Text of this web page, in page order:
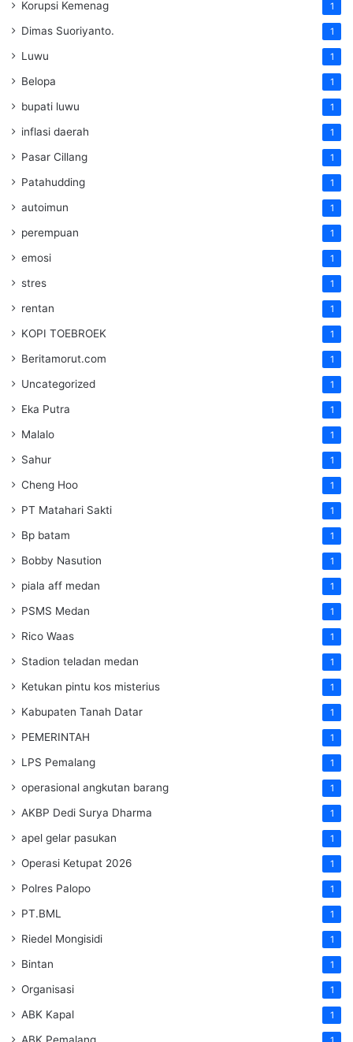
Korupsi Kemenag 1
Dimas Suoriyanto. 1
Luwu 1
Belopa 1
bupati luwu 1
inflasi daerah 1
Pasar Cillang 1
Patahudding 1
autoimun 1
perempuan 1
emosi 1
stres 1
rentan 1
KOPI TOEBROEK 1
Beritamorut.com 1
Uncategorized 1
Eka Putra 1
Malalo 1
Sahur 1
Cheng Hoo 1
PT Matahari Sakti 1
Bp batam 1
Bobby Nasution 1
piala aff medan 1
PSMS Medan 1
Rico Waas 1
Stadion teladan medan 1
Ketukan pintu kos misterius 1
Kabupaten Tanah Datar 1
PEMERINTAH 1
LPS Pemalang 1
operasional angkutan barang 1
AKBP Dedi Surya Dharma 1
apel gelar pasukan 1
Operasi Ketupat 2026 1
Polres Palopo 1
PT.BML 1
Riedel Mongisidi 1
Bintan 1
Organisasi 1
ABK Kapal 1